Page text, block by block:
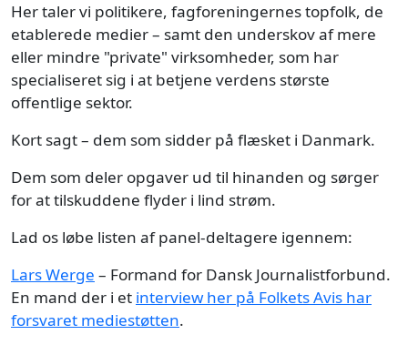
Her taler vi politikere, fagforeningernes topfolk, de
etablerede medier – samt den underskov af mere
eller mindre "private" virksomheder, som har
specialiseret sig i at betjene verdens største
offentlige sektor.
Kort sagt – dem som sidder på flæsket i Danmark.
Dem som deler opgaver ud til hinanden og sørger
for at tilskuddene flyder i lind strøm.
Lad os løbe listen af panel-deltagere igennem:
Lars Werge – Formand for Dansk Journalistforbund.
En mand der i et interview her på Folkets Avis har
forsvaret mediestøtten.